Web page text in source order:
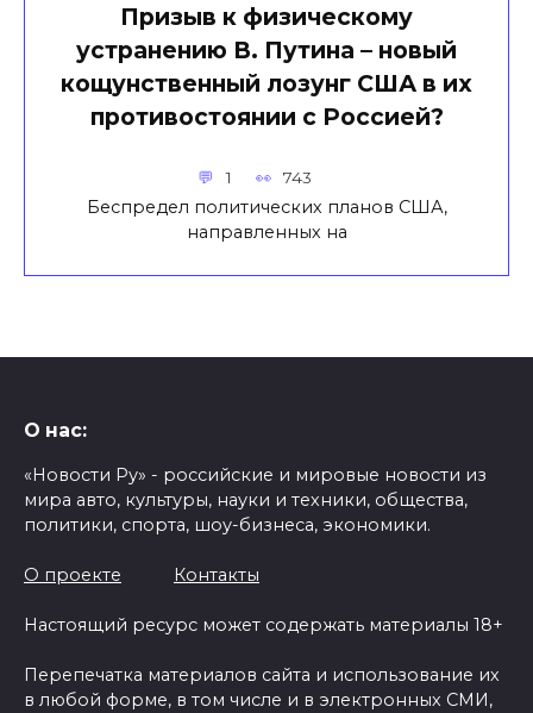
Призыв к физическому
устранению В. Путина – новый
кощунственный лозунг США в их
противостоянии с Россией?
1 743
Беспредел политических планов США,
направленных на
О нас:
«Новости Ру» - российские и мировые новости из
мира авто, культуры, науки и техники, общества,
политики, спорта, шоу-бизнеса, экономики.
О проекте Контакты
Настоящий ресурс может содержать материалы 18+
Перепечатка материалов сайта и использование их
в любой форме, в том числе и в электронных СМИ,